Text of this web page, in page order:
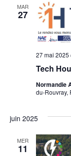
MAR
27
Tech
27 mai 2025
Normandie
du-Rouvray,
juin 2025
MER
11